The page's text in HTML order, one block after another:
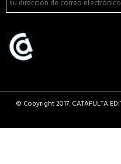
© Copyright 2017. CATAPULTA